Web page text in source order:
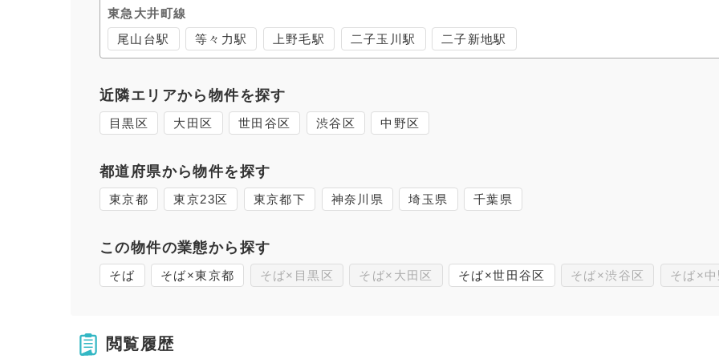
東急大井町線
尾山台駅 等々力駅 上野毛駅 二子玉川駅 二子新地駅
近隣エリアから物件を探す
目黒区 大田区 世田谷区 渋谷区 中野区
都道府県から物件を探す
東京都 東京23区 東京都下 神奈川県 埼玉県 千葉県
この物件の業態から探す
そば そば×東京都 そば×目黒区 そば×大田区 そば×世田谷区 そば×渋谷区 そば×
閲覧履歴